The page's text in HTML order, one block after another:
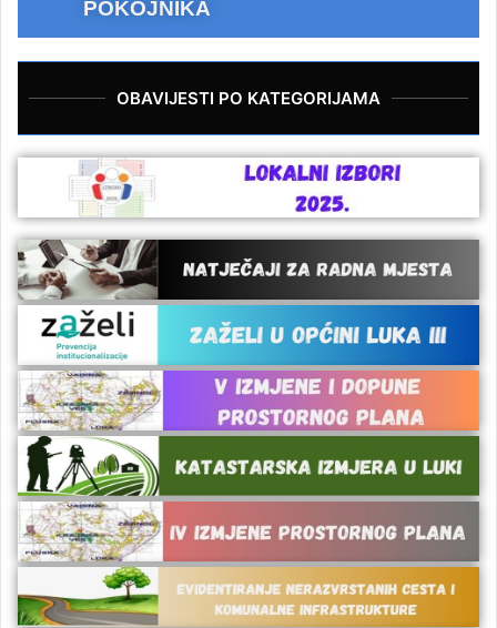
POKOJNIKA
OBAVIJESTI PO KATEGORIJAMA